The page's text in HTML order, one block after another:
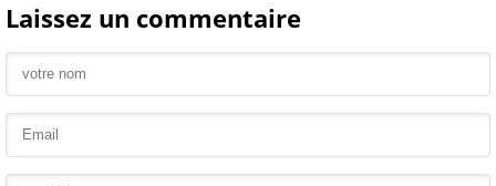
Laissez un commentaire